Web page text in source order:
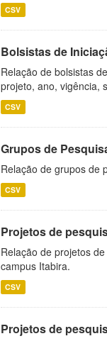
CSV
Bolsistas de
Relação de bolsistas
projeto, ano, vigência,
CSV
Grupos de
Relação de grupos de
CSV
Projetos de
Relação de projetos
campus Itabira.
CSV
Projetos de